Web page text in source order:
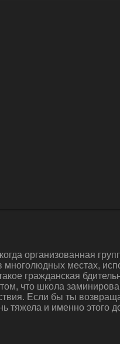
организованная
местах,
гражданская
что школа
Если бы ты
тяжела и именно